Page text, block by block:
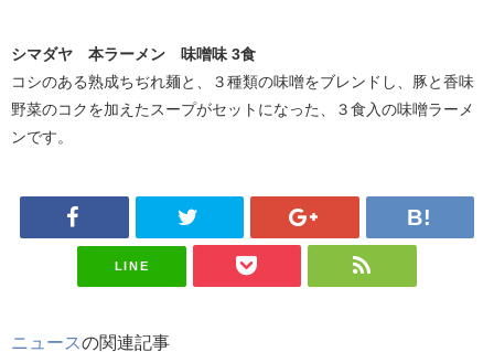
シマダヤ 本ラーメン 味噌味 3食
コシのある熟成ちぢれ麺と、３種類の味噌をブレンドし、豚と香味
野菜のコクを加えたスープがセットになった、３食入の味噌ラーメ
ンです。
LINE
ニュースの関連記事